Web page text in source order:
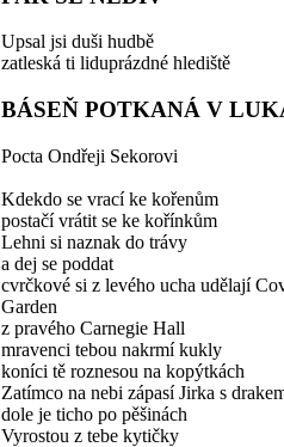
Upsal jsi duši hudbě
zatleská ti liduprázdné hlediště
BÁSEŇ POTKANÁ V
Pocta Ondřeji Sekorovi
Kdekdo se vrací ke kořenům
postačí vrátit se ke kořínkům
Lehni si naznak do trávy
a dej se poddat
cvrčkové si z levého ucha udělají
Garden
z pravého Carnegie Hall
mravenci tebou nakrmí kukly
koníci tě roznesou na kopýtkách
Zatímco na nebi zápasí Jirka s
dole je ticho po pěšinách
Vyrostou z tebe kytičky